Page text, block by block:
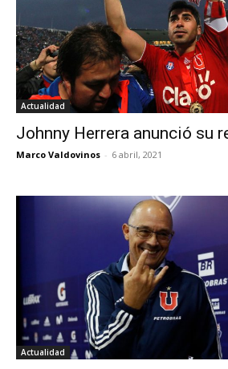
Actualidad
Johnny Herrera anunció su
Marco Valdovinos - 6 abril, 2021
Actualidad